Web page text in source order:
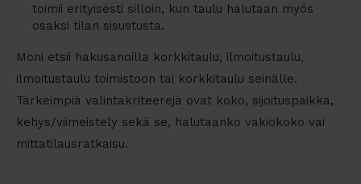
toimii erityisesti silloin, kun taulu halutaan myös
osaksi tilan sisustusta.
Moni etsii hakusanoilla korkkitaulu, ilmoitustaulu,
ilmoitustaulu toimistoon tai korkkitaulu seinälle.
Tärkeimpiä valintakriteerejä ovat koko, sijoituspaikka,
kehys/viimeistely sekä se, halutaanko vakiokoko vai
mittatilausratkaisu.